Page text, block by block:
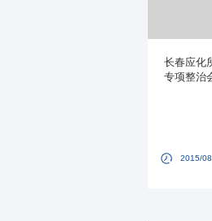
长春应化
专项整治
2015/